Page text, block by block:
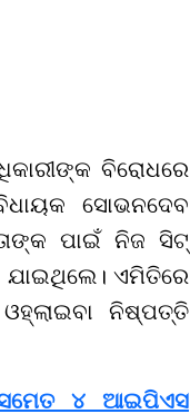
ବିରୋଧରେ
ସୋଭନଦେବ
ପାଇଁ ନିଜ ସିଟ୍
ଯାଇଥିଲେ। ଏମିତିରେ
ନିଷ୍ପତ୍ତି
୪ ଆଇପିଏସ